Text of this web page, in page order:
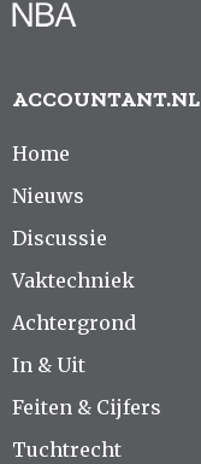
ACCOUNTANT.NL
Home
Nieuws
Discussie
Vaktechniek
Achtergrond
In & Uit
Feiten & Cijfers
Tuchtrecht